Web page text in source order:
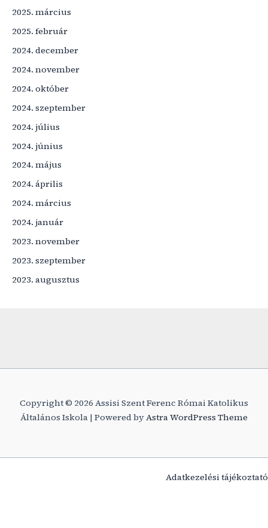
2025. március
2025. február
2024. december
2024. november
2024. október
2024. szeptember
2024. július
2024. június
2024. május
2024. április
2024. március
2024. január
2023. november
2023. szeptember
2023. augusztus
Copyright © 2026 Assisi Szent Ferenc Római Katolikus
Általános Iskola | Powered byAstra WordPress Theme
Adatkezelési tájékoztató